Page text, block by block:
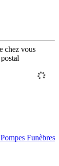
chez vous
Funèbres